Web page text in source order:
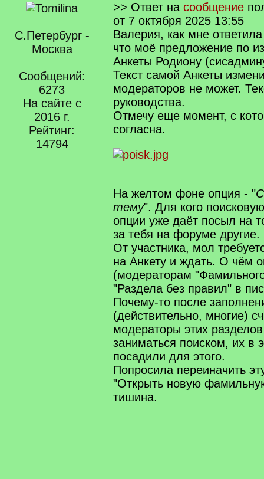
С.Петербург -
Москва
Сообщений:
6273
На сайте с
2016 г.
Рейтинг:
14794
>> Ответ на сообщение
от 7 октября 2025 13:55
Валерия, как мне
что моё предложение по
Анкеты Родиону
Текст самой Анкеты
модераторов не может.
руководства.
Отмечу еще момент, с
согласна.
На желтом фоне опция - "
тему". Для кого
опции уже даёт посыл на
за тебя на форуме другие.
От участника, мол
на Анкету и ждать. О чём
(модераторам
"Раздела без правил" в
Почему-то после
(действительно, многие)
модераторы этих
заниматься поиском, их в
посадили для этого.
Попросила переиначить
"Открыть новую
тишина.